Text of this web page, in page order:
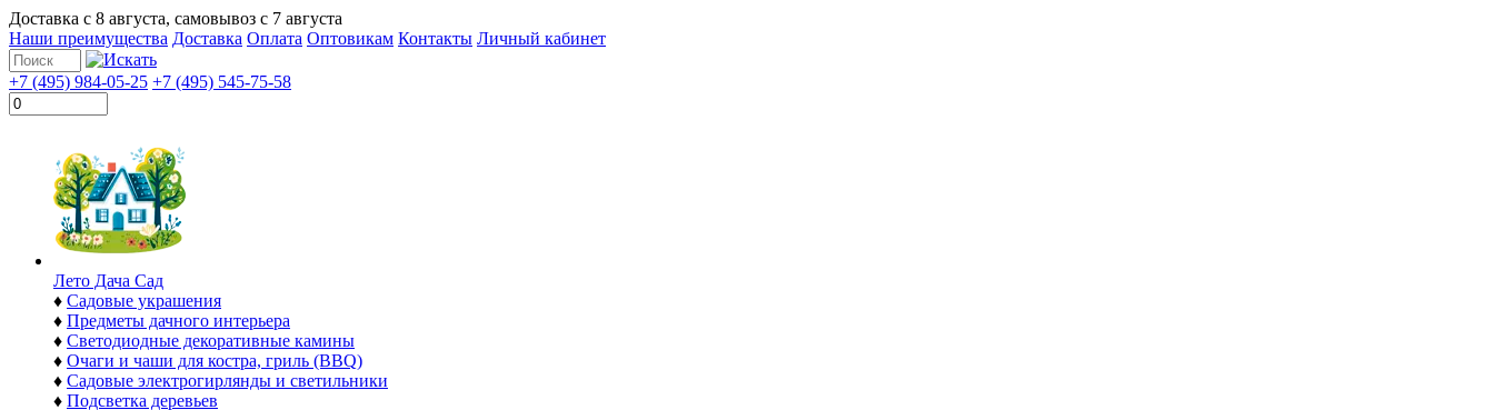
Доставка с 8 августа, самовывоз с 7 августа
Наши преимущества Доставка Оплата Оптовикам Контакты Личный кабинет
+7 (495) 984-05-25 +7 (495) 545-75-58
Лето Дача Сад
♦ Садовые украшения
♦ Предметы дачного интерьера
♦ Светодиодные декоративные камины
♦ Очаги и чаши для костра, гриль (BBQ)
♦ Садовые электрогирлянды и светильники
♦ Подсветка деревьев